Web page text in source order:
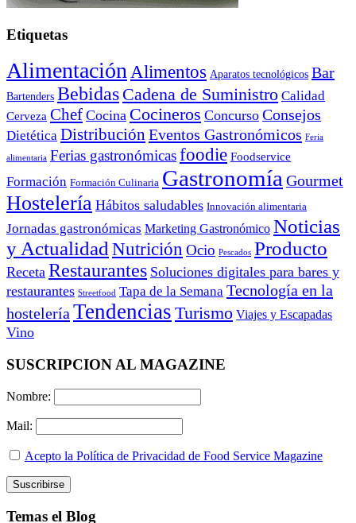
Etiquetas
AlimentaciónAlimentos Aparatos tecnológicos Bar
Bartenders Bebidas Cadena de Suministro Calidad
Cerveza Chef Cocina Cocineros Concurso Consejos
Dietética Distribución Eventos Gastronómicos Feria
alimentaria Ferias gastronómicasfoodie Foodservice
Formación Formación Culinaria GastronomíaGourmet
Hostelería Hábitos saludables Innovación alimentaria
Jornadas gastronómicas Marketing Gastronómico Noticias
y ActualidadNutrición Ocio Pescados Producto
Receta Restaurantes Soluciones digitales para bares y
restaurantes Streetfood Tapa de la Semana Tecnología en la
hosteleríaTendencias Turismo Viajes y Escapadas
Vino
SUSCRIPCION AL MAGAZINE
Nombre:
Mail:
Acepto la Política de Privacidad de Food Service Magazine
Temas el Blog